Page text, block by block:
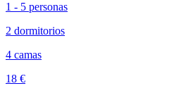
1 - 5 personas
2 dormitorios
4 camas
18 €